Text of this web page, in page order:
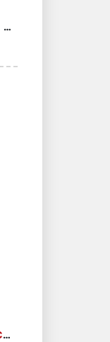
ARRIENDO APARTAMENTO CENTRAL 4 PISO POR ESCALERA
ARRIENDO APARTAMENTO SEGUNDO PISO CON PARQUEADERO